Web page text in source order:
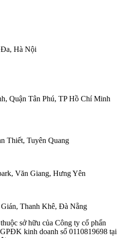
Hà Nội
Quận Tân Phú, TP Hồ Chí Minh
Thiết, Tuyên Quang
Văn Giang, Hưng Yên
Thanh Khê, Đà Nẵng
sở hữu của Công ty cổ phẩn
kinh doanh số 0110819698 tại